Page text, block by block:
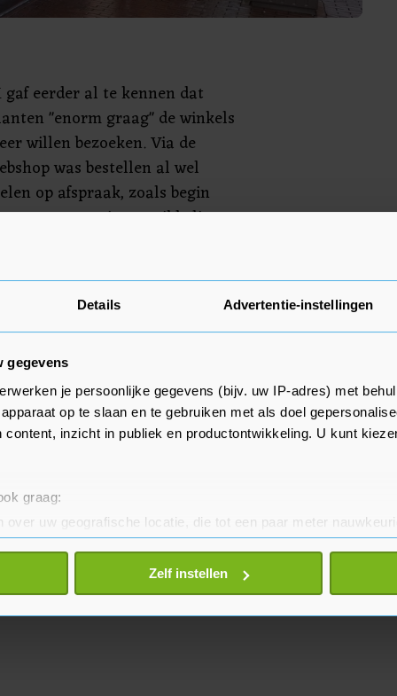
Details Advertentie-instellingen
gegevens
je persoonlijke gegevens (bijv. uw IP-adres) met
op te slaan en te gebruiken met als doel
content, inzicht in publiek en productontwikkeling. U kunt
graag:
over uw geografische locatie, die tot een paar meter
door het actief te scannen op specifieke eigenschappen
gegevens worden verwerkt en stel uw voorkeuren in het
of intrekken in de Cookieverklaring.
Zelf instellen
gaf eerder al te kennen dat
"enorm graag" de winkels
willen bezoeken. Via de
was bestellen al wel
op afspraak, zoals begin
was nog in ontwikkeling.
sinds half december op slot.